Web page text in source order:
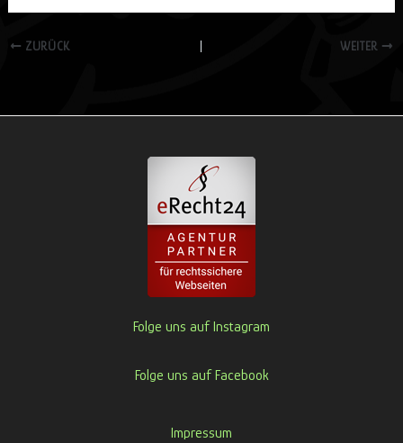
ZURÜCK WEITER
Folge uns auf Instagram
Folge uns auf Facebook
Impressum